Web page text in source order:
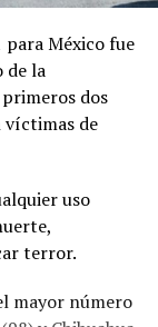
para México fue
de la
dos
víctimas de
uso
terror.
mayor número